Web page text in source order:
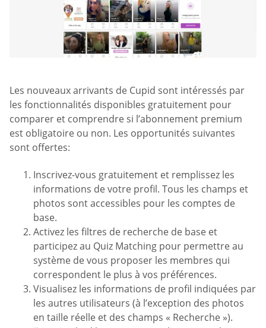
Les nouveaux arrivants de Cupid sont intéressés par
les fonctionnalités disponibles gratuitement pour
comparer et comprendre si l’abonnement premium
est obligatoire ou non. Les opportunités suivantes
sont offertes:
Inscrivez-vous gratuitement et remplissez les
informations de votre profil. Tous les champs et
photos sont accessibles pour les comptes de
base.
Activez les filtres de recherche de base et
participez au Quiz Matching pour permettre au
système de vous proposer les membres qui
correspondent le plus à vos préférences.
Visualisez les informations de profil indiquées par
les autres utilisateurs (à l’exception des photos
en taille réelle et des champs « Recherche »).